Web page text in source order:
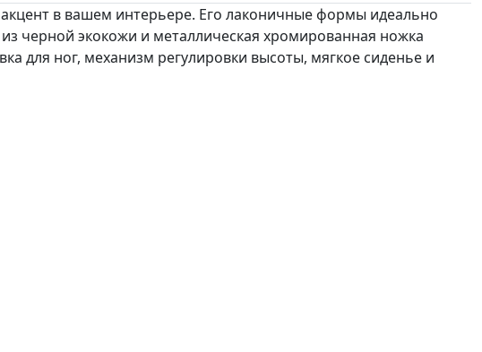
в вашем интерьере. Его лаконичные формы идеально
черной экокожи и металлическая хромированная ножка
для ног, механизм регулировки высоты, мягкое сиденье и